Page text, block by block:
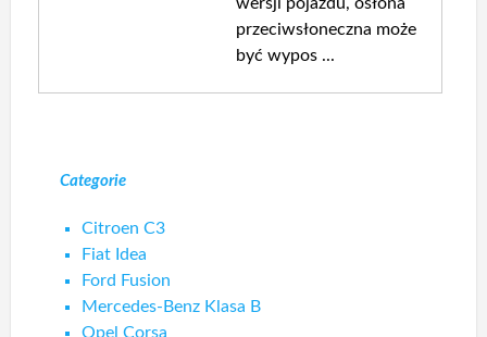
wersji pojazdu, osłona
przeciwsłoneczna może
być wypos ...
Categorie
Citroen C3
Fiat Idea
Ford Fusion
Mercedes-Benz Klasa B
Opel Corsa